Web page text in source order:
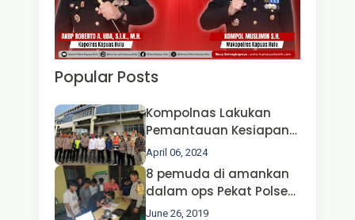
Popular Posts
Kompolnas Lakukan
Pemantauan Kesiapan
Operasi Ketupat 2024 di
Polda Jatim Bersama
Kapolri dan Menteri
Perhubungan
April 06, 2024
8 pemuda di amankan
dalam ops Pekat Polsek
Jongkong
June 26, 2019